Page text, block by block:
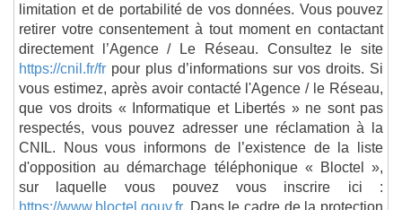
limitation et de portabilité de vos données. Vous pouvez
retirer votre consentement à tout moment en contactant
directement l’Agence / Le Réseau. Consultez le site
https://cnil.fr/fr pour plus d’informations sur vos droits. Si
vous estimez, après avoir contacté l'Agence / le Réseau,
que vos droits « Informatique et Libertés » ne sont pas
respectés, vous pouvez adresser une réclamation à la
CNIL. Nous vous informons de l’existence de la liste
d'opposition au démarchage téléphonique « Bloctel »,
sur laquelle vous pouvez vous inscrire ici :
https://www.bloctel.gouv.fr. Dans le cadre de la protection